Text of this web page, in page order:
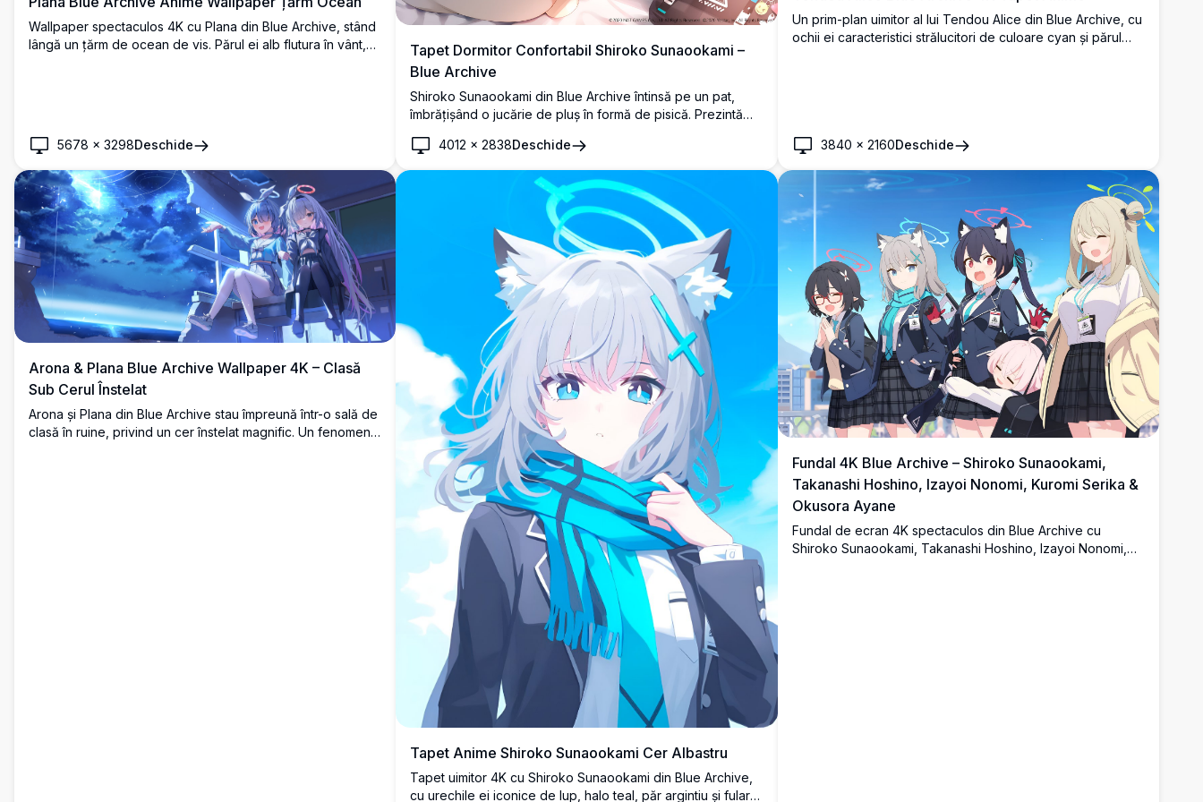
Wallpaper spectaculos 4K cu Plana din Blue Archive, stând
lângă un țărm de ocean de vis. Părul ei alb flutura în vânt,
5678 × 3298Deschide
Tapet Dormitor Confortabil Shiroko Sunaookami –
Blue Archive
Shiroko Sunaookami din Blue Archive întinsă pe un pat,
îmbrățișând o jucărie de pluș în formă de pisică. Prezintă
și ochii albaștri într-un stil artistic anime 4K detaliat.
4012 ×2838Deschide
Un prim-plan uimitor al lui Tendou Alice din Blue Archive, cu
ochii ei caracteristici strălucitori de culoare cyan și părul
3840 × 2160Deschide
Arona & Plana Blue Archive Wallpaper 4K – Clasă
Sub Cerul Înstelat
Arona și Plana din Blue Archive stau împreună într-o sală de
clasă în ruine, privind un cer înstelat magnific. Un fenomen
Tapet Anime Shiroko Sunaookami Cer Albastru
Tapet uimitor 4K cu Shiroko Sunaookami din Blue Archive,
cu urechile ei iconice de lup, halo teal, păr argintiu și fular
Fundal 4K Blue Archive – Shiroko Sunaookami,
Takanashi Hoshino, Izayoi Nonomi, Kuromi Serika &
Okusora Ayane
Fundal de ecran 4K spectaculos din Blue Archive cu
Shiroko Sunaookami, Takanashi Hoshino, Izayoi Nonomi,